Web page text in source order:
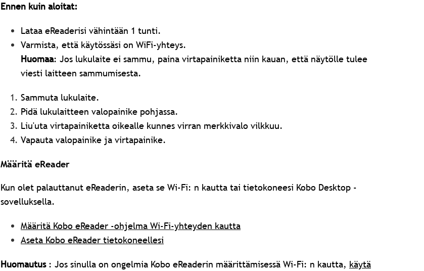
Ennen kuin aloitat:
Lataa eReaderisi vähintään 1 tunti.
Varmista, että käytössäsi on WiFi-yhteys.
Huomaa: Jos lukulaite ei sammu, paina virtapainiketta niin kauan, että näytölle tulee
viesti laitteen sammumisesta.
Sammuta lukulaite.
Pidä lukulaitteen valopainike pohjassa.
Liu'uta virtapainiketta oikealle kunnes virran merkkivalo vilkkuu.
Vapauta valopainike ja virtapainike.
Määritä eReader
Kun olet palauttanut eReaderin, aseta se Wi-Fi: n kautta tai tietokoneesi Kobo Desktop -
sovelluksella.
Määritä Kobo eReader -ohjelma Wi-Fi-yhteyden kautta
Aseta Kobo eReader tietokoneellesi
Huomautus : Jos sinulla on ongelmia Kobo eReaderin määrittämisessä Wi-Fi: n kautta, käytä